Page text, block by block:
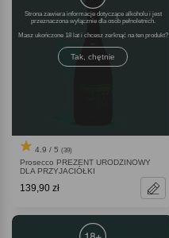
Strona zawiera informacje dotyczące alkoholu i jest
przeznaczona wyłącznie dla osób pełnoletnich.
Masz ukończone 18 lat i chcesz zerknąć na ten produkt
Tak, chętnie
4.9 / 5 (39)
Prosecco PREZENT URODZINOWY
DLA PRZYJACIÓŁKI
139,90 zł